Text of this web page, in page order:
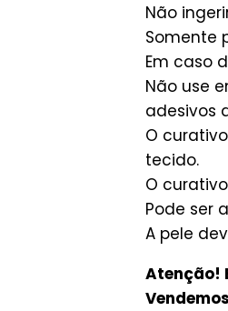
Não
Somente
Em caso
Não use
adesivos
O
tecido.
O
Pode ser
A pele
Atenção!